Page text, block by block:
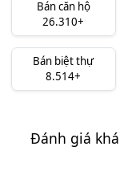
Bán căn hộ
26.310+
Bán biệt thự
8.514+
Đánh giá